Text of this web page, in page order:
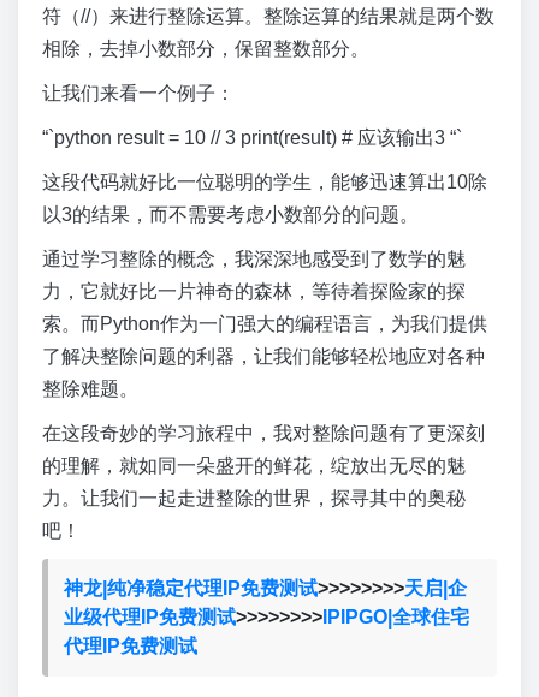
符（//）来进行整除运算。整除运算的结果就是两个数
相除，去掉小数部分，保留整数部分。
让我们来看一个例子：
“`python result = 10 // 3 print(result) # 应该输出3 “`
这段代码就好比一位聪明的学生，能够迅速算出10除
以3的结果，而不需要考虑小数部分的问题。
通过学习整除的概念，我深深地感受到了数学的魅
力，它就好比一片神奇的森林，等待着探险家的探
索。而Python作为一门强大的编程语言，为我们提供
了解决整除问题的利器，让我们能够轻松地应对各种
整除难题。
在这段奇妙的学习旅程中，我对整除问题有了更深刻
的理解，就如同一朵盛开的鲜花，绽放出无尽的魅
力。让我们一起走进整除的世界，探寻其中的奥秘
吧！
神龙|纯净稳定代理IP免费测试>>>>>>>>天启|企
业级代理IP免费测试>>>>>>>>IPIPGO|全球住宅
代理IP免费测试